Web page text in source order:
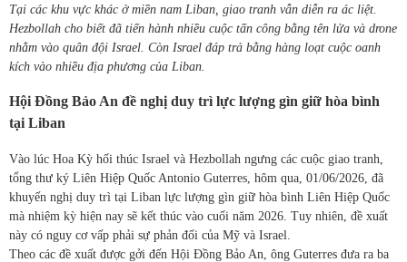
Tại các khu vực khác ở miền nam Liban, giao tranh vẫn diễn ra ác liệt.
Hezbollah cho biết đã tiến hành nhiều cuộc tấn công bằng tên lửa và drone
nhằm vào quân đội Israel. Còn Israel đáp trả bằng hàng loạt cuộc oanh
kích vào nhiều địa phương của Liban.
Hội Đồng Bảo An đề nghị duy trì lực lượng gìn giữ hòa bình
tại Liban
Vào lúc Hoa Kỳ hối thúc Israel và Hezbollah ngưng các cuộc giao tranh,
tổng thư ký Liên Hiệp Quốc Antonio Guterres, hôm qua, 01/06/2026, đã
khuyến nghị duy trì tại Liban lực lượng gìn giữ hòa bình Liên Hiệp Quốc
mà nhiệm kỳ hiện nay sẽ kết thúc vào cuối năm 2026. Tuy nhiên, đề xuất
này có nguy cơ vấp phải sự phản đối của Mỹ và Israel.
Theo các đề xuất được gởi đến Hội Đồng Bảo An, ông Guterres đưa ra ba